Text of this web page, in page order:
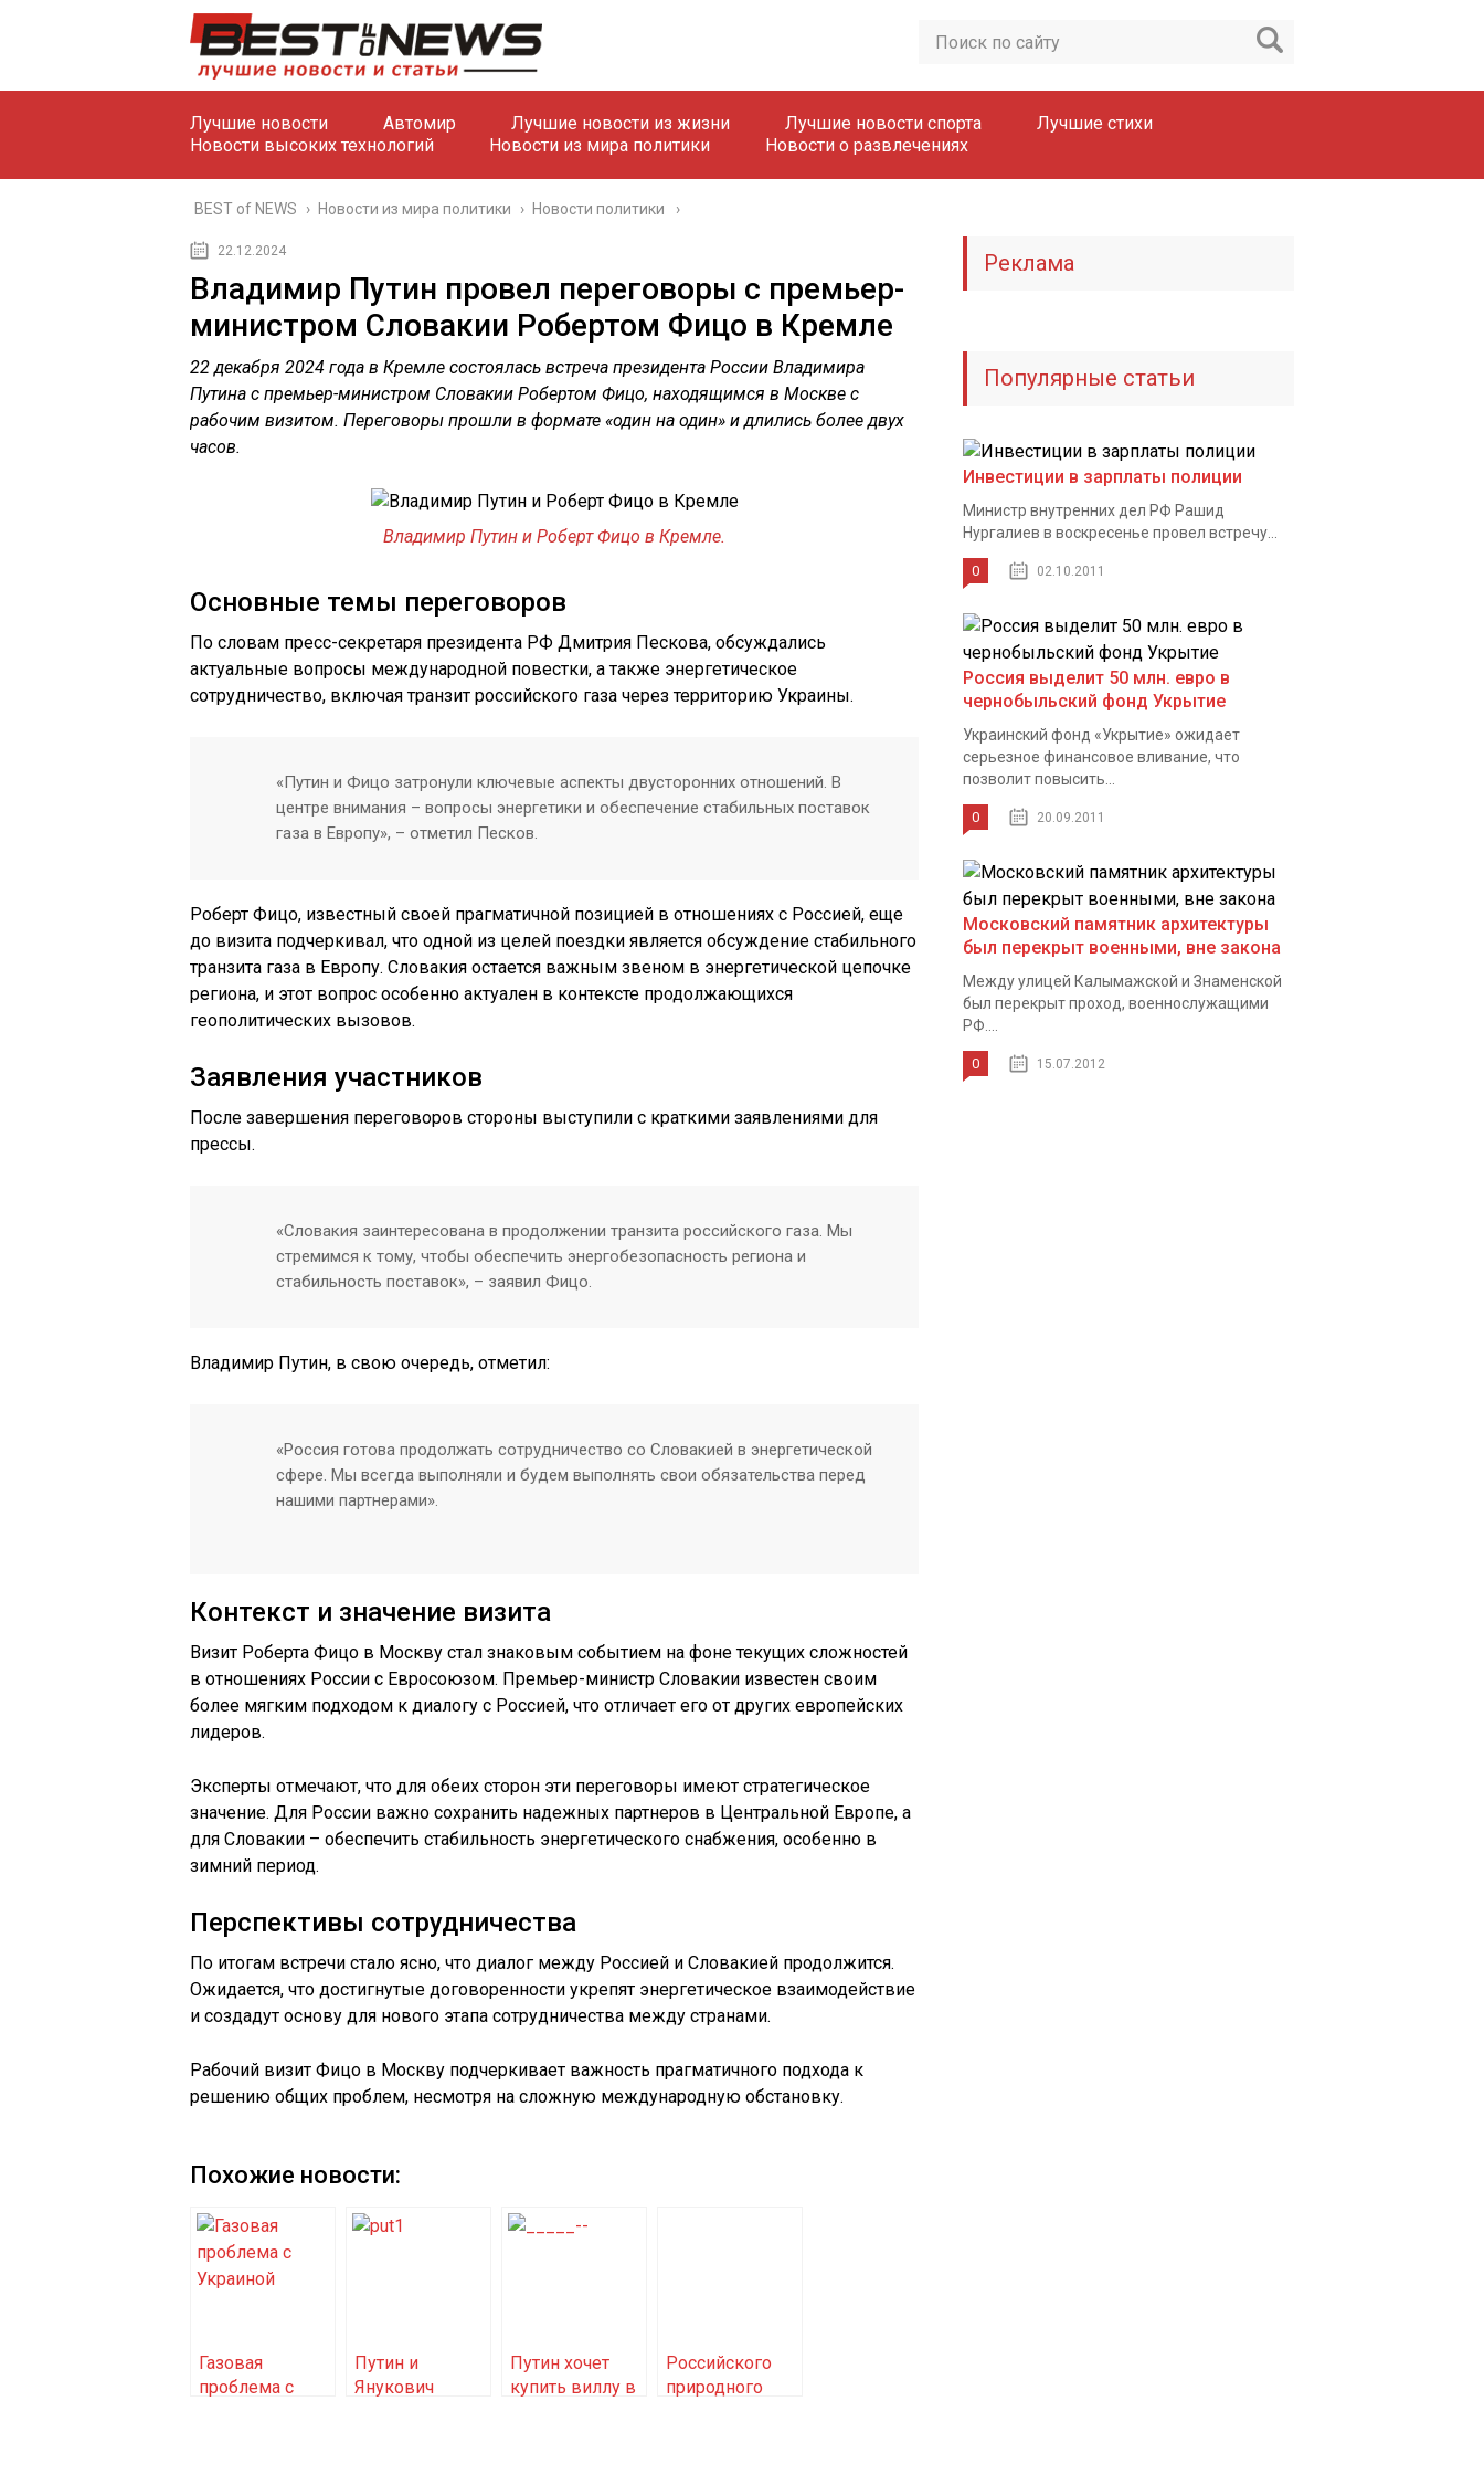
Лучшие новости Автомир Лучшие новости из жизни Лучшие новости спорта
Лучшие стихи
Новости высоких технологий
Новости из мира политики Новости о развлечениях
BEST of NEWS › Новости из мира политики › Новости политики
22.12.2024
Владимир Путин провел переговоры с премьер-
министром Словакии Робертом Фицо в Кремле
22 декабря 2024 года в Кремле состоялась встреча президента России Владимира
Путина с премьер-министром Словакии Робертом Фицо, находящимся в Москве с
рабочим визитом. Переговоры прошли в формате «один на один» и длились более двух
часов.
Владимир Путин и Роберт Фицо в Кремле.
Основные темы переговоров
По словам пресс-секретаря президента РФ Дмитрия Пескова, обсуждались
актуальные вопросы международной повестки, а также энергетическое
сотрудничество, включая транзит российского газа через территорию Украины.
«Путин и Фицо затронули ключевые аспекты двусторонних отношений. В
центре внимания – вопросы энергетики и обеспечение стабильных поставок
газа в Европу», – отметил Песков.
Роберт Фицо, известный своей прагматичной позицией в отношениях с Россией, еще
до визита подчеркивал, что одной из целей поездки является обсуждение стабильного
транзита газа в Европу. Словакия остается важным звеном в энергетической цепочке
региона, и этот вопрос особенно актуален в контексте продолжающихся
геополитических вызовов.
Заявления участников
После завершения переговоров стороны выступили с краткими заявлениями для
прессы.
«Словакия заинтересована в продолжении транзита российского газа. Мы
стремимся к тому, чтобы обеспечить энергобезопасность региона и
стабильность поставок», – заявил Фицо.
Владимир Путин, в свою очередь, отметил:
«Россия готова продолжать сотрудничество со Словакией в энергетической
сфере. Мы всегда выполняли и будем выполнять свои обязательства перед
нашими партнерами».
Контекст и значение визита
Визит Роберта Фицо в Москву стал знаковым событием на фоне текущих сложностей
в отношениях России с Евросоюзом. Премьер-министр Словакии известен своим
более мягким подходом к диалогу с Россией, что отличает его от других европейских
лидеров.
Эксперты отмечают, что для обеих сторон эти переговоры имеют стратегическое
значение. Для России важно сохранить надежных партнеров в Центральной Европе, а
для Словакии – обеспечить стабильность энергетического снабжения, особенно в
зимний период.
Перспективы сотрудничества
По итогам встречи стало ясно, что диалог между Россией и Словакией продолжится.
Ожидается, что достигнутые договоренности укрепят энергетическое взаимодействие
и создадут основу для нового этапа сотрудничества между странами.
Рабочий визит Фицо в Москву подчеркивает важность прагматичного подхода к
решению общих проблем, несмотря на сложную международную обстановку.
Похожие новости:
Газовая
проблема с
Путин и
Янукович
Путин хочет
купить виллу в
Российского
природного
Реклама
Популярные статьи
Инвестиции в зарплаты полиции
Министр внутренних дел РФ Рашид
Нургалиев в воскресенье провел встречу...
0 02.10.2011
Россия выделит 50 млн. евро в
чернобыльский фонд Укрытие
Украинский фонд «Укрытие» ожидает
серьезное финансовое вливание, что
позволит повысить...
0 20.09.2011
Московский памятник архитектуры
был перекрыт военными, вне закона
Между улицей Калымажской и Знаменской
был перекрыт проход, военнослужащими
РФ....
0 15.07.2012